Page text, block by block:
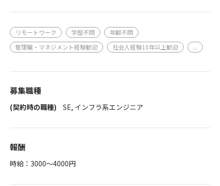
リモートワーク 学歴不問
年齢不問
管理職・マネジメント経験歓迎
社会人経験10年以上歓迎 ...
募集職種
(契約時の職種) SE, インフラ系エンジニア
報酬
時給：3000～4000円